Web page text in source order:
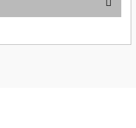
formunu kullanarak tarafımıza